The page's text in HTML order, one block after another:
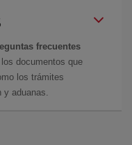
frecuentes
documentos que
los trámites
y aduanas.